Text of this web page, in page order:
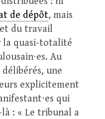
de dépôt, mais
et du travail
la quasi-totalité
Au
une
explicitement
qui
: « Le tribunal a